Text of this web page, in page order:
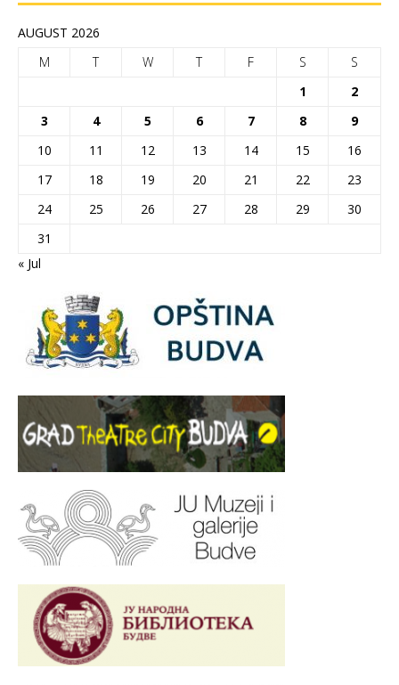
AUGUST 2026
M
T W T F S
S
1
2
3
4 5 6 7 8
9
10
11 12 13 14 15
16
17
18 19 20 21 22
23
24
25 26 27 28 29
30
31
« Jul